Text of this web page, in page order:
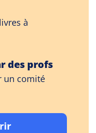
à
des profs
un comité